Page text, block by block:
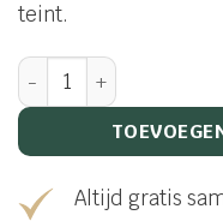
teint.
C-tetra-cream aantal
Altijd gratis